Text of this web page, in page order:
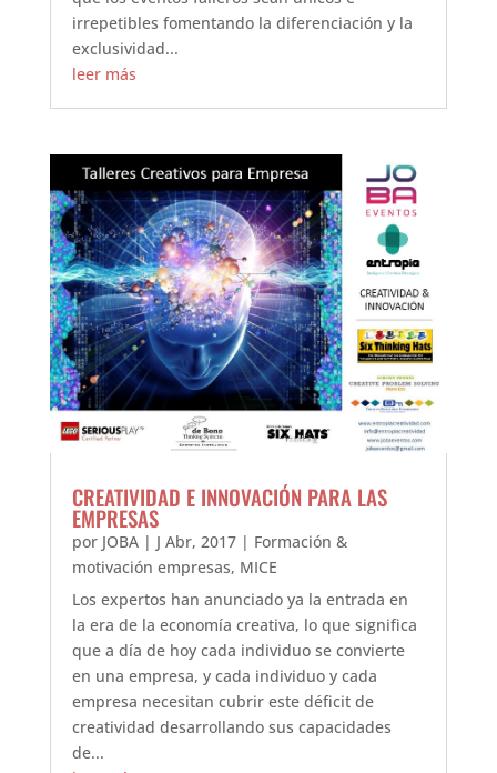
irrepetibles fomentando la diferenciación y la
exclusividad...
leer más
CREATIVIDAD E INNOVACIÓN PARA LAS
EMPRESAS
por JOBA| J Abr, 2017| Formación &
motivación empresas, MICE
Los expertos han anunciado ya la entrada en
la era de la economía creativa, lo que significa
que a día de hoy cada individuo se convierte
en una empresa, y cada individuo y cada
empresa necesitan cubrir este déficit de
creatividad desarrollando sus capacidades
de...